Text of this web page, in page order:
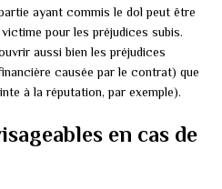
ayant commis le dol peut être
pour les préjudices subis.
aussi bien les préjudices
causée par le contrat) que
à la réputation, par exemple).
en cas de